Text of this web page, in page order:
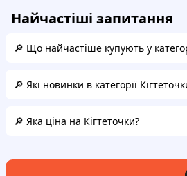
Найчастіші запитання
🔎 Що найчастіше купують у
🔎 Які новинки в категорії
🔎 Яка ціна на Кігтеточки?